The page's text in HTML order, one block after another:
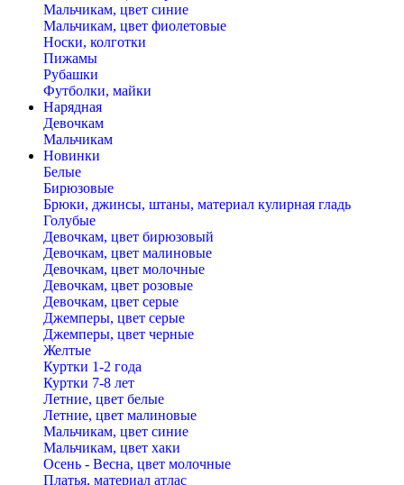
Мальчикам, цвет синие
Мальчикам, цвет фиолетовые
Носки, колготки
Пижамы
Рубашки
Футболки, майки
Нарядная
Девочкам
Мальчикам
Новинки
Белые
Бирюзовые
Брюки, джинсы, штаны, материал кулирная гладь
Голубые
Девочкам, цвет бирюзовый
Девочкам, цвет малиновые
Девочкам, цвет молочные
Девочкам, цвет розовые
Девочкам, цвет серые
Джемперы, цвет серые
Джемперы, цвет черные
Желтые
Куртки 1-2 года
Куртки 7-8 лет
Летние, цвет белые
Летние, цвет малиновые
Мальчикам, цвет синие
Мальчикам, цвет хаки
Осень - Весна, цвет молочные
Платья, материал атлас